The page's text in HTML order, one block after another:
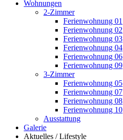
Wohnungen
2-Zimmer
Ferienwohnung 01
Ferienwohnung 02
Ferienwohnung 03
Ferienwohnung 04
Ferienwohnung 06
Ferienwohnung 09
3-Zimmer
Ferienwohnung 05
Ferienwohnung 07
Ferienwohnung 08
Ferienwohnung 10
Ausstattung
Galerie
Aktuelles / Lifestyle